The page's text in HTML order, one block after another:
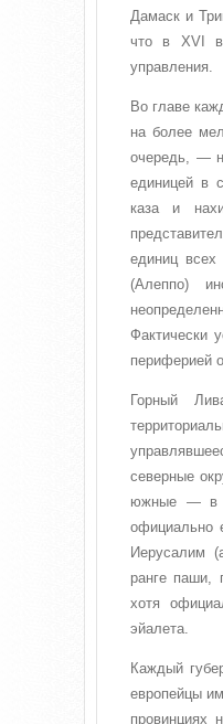
Дамаск и
что в XVI в.
управления.
Во главе
на более
очередь, —
единицей в
каза и
единиц всех
(Алеппо)
Фактически
периферией
Горный
северные
южные — в
официально
Иерусалим
ранге паши,
хотя
эйалета.
Каждый
европейцы
провинциях